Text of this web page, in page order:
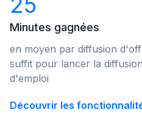
Minutes gagnées
en moyen par diffusion
suffit pour lancer la
d'emploi
Découvrir les